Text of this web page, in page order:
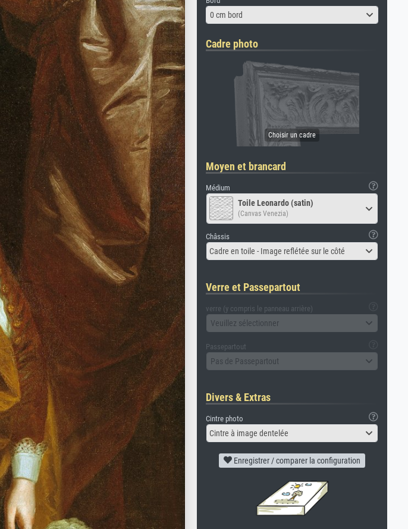
0 cm bord
Cadre photo
Moyen et brancard
Médium
Toile Leonardo (satin)
(Canvas Venezia)
Châssis
Cadre en toile - Image reflétée sur le côté
Verre et Passepartout
verre (y compris le panneau arrière)
Veuillez sélectionner
Passepartout
Pas de Passepartout
Divers & Extras
Cintre photo
Cintre à image dentelée
Enregistrer / comparer la configuration